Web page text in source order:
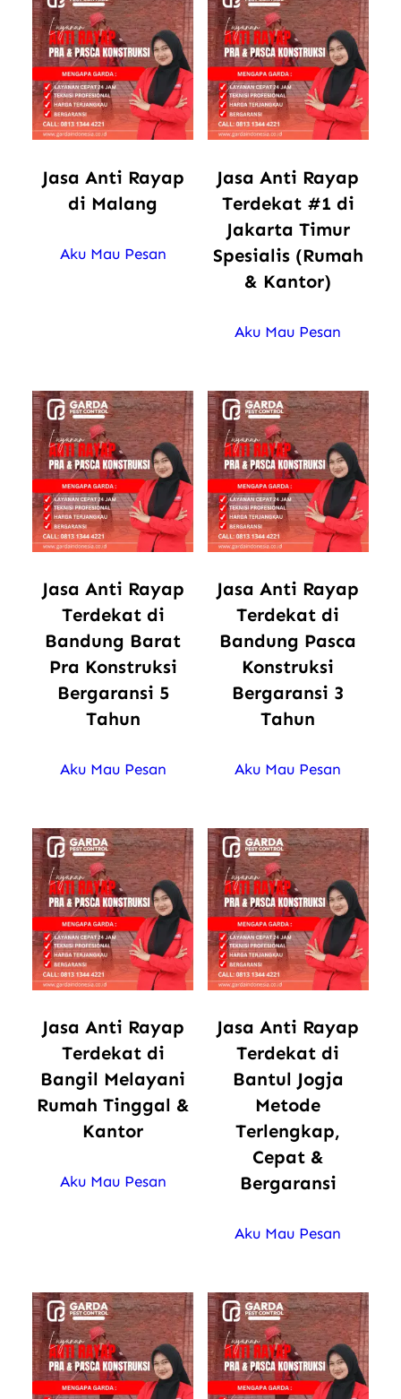
Jasa Anti Rayap
di Malang
Aku Mau Pesan
Jasa Anti Rayap
Terdekat #1 di
Jakarta Timur
Spesialis (Rumah
& Kantor)
Aku Mau Pesan
Jasa Anti Rayap
Terdekat di
Bandung Barat
Pra Konstruksi
Bergaransi 5
Tahun
Aku Mau Pesan
Jasa Anti Rayap
Terdekat di
Bandung Pasca
Konstruksi
Bergaransi 3
Tahun
Aku Mau Pesan
Jasa Anti Rayap
Terdekat di
Bangil Melayani
Rumah Tinggal &
Kantor
Aku Mau Pesan
Jasa Anti Rayap
Terdekat di
Bantul Jogja
Metode
Terlengkap,
Cepat &
Bergaransi
Aku Mau Pesan